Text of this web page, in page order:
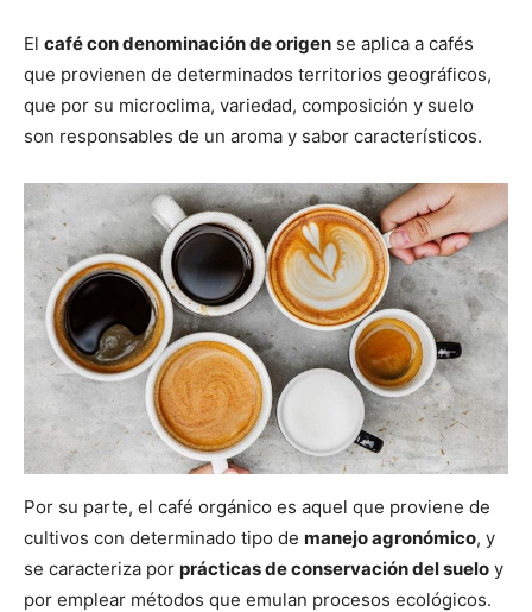
El café con denominación de origen se aplica a cafés
que provienen de determinados territorios geográficos,
que por su microclima, variedad, composición y suelo
son responsables de un aroma y sabor característicos.
Por su parte, el café orgánico es aquel que proviene de
cultivos con determinado tipo de manejo agronómico, y
se caracteriza por prácticas de conservación del suelo y
por emplear métodos que emulan procesos ecológicos.